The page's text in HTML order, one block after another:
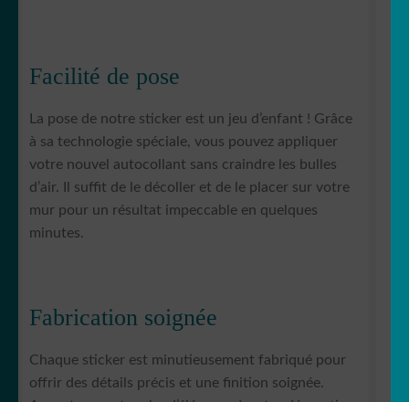
Facilité de pose
La pose de notre sticker est un jeu d’enfant ! Grâce
à sa technologie spéciale, vous pouvez appliquer
votre nouvel autocollant sans craindre les bulles
d’air. Il suffit de le décoller et de le placer sur votre
mur pour un résultat impeccable en quelques
minutes.
Fabrication soignée
Chaque sticker est minutieusement fabriqué pour
offrir des détails précis et une finition soignée.